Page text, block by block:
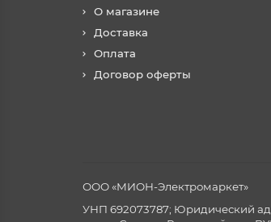
О магазине
Доставка
Оплата
Договор оферты
ООО «МИОН-Электромаркет»
УНП 692073787; Юридический